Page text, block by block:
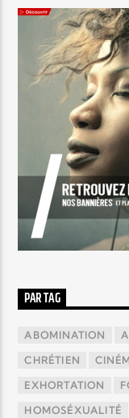
PAR TAG
ABOMINATION
CHRÉTIEN
EXHORTATION
HOMOSÉXUALITÉ